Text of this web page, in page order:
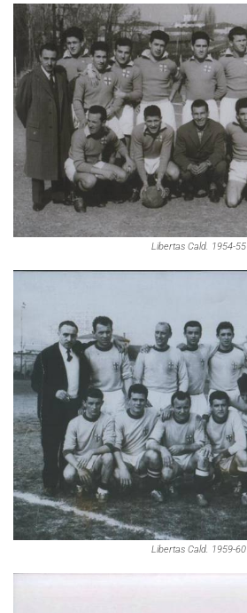
Libertas Cald. 1954-55
Libertas Cald. 1959-60